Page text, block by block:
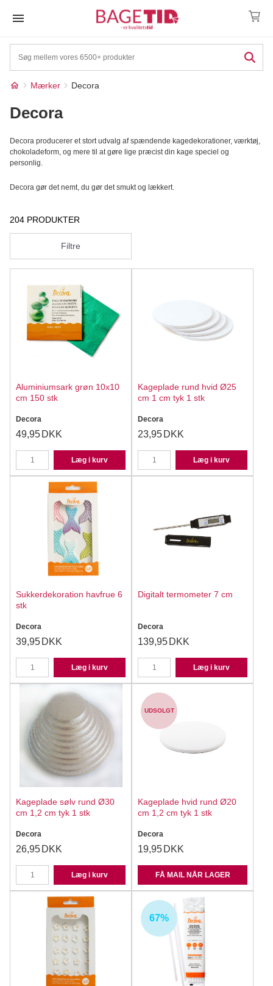
Mærker Decora
Decora
Decora producerer et stort udvalg af spændende kagedekorationer, værktøj,
chokoladeform, og mere til at gøre lige præcist din kage speciel og
personlig.
Decora gør det nemt, du gør det smukt og lækkert.
204 PRODUKTER
Filtre
Aluminiumsark grøn 10x10
cm 150 stk
Decora
49,95 DKK
Læg i kurv
Kageplade rund hvid Ø25
cm 1 cm tyk 1 stk
Decora
23,95 DKK
Læg i kurv
Sukkerdekoration havfrue 6
stk
Decora
39,95 DKK
Læg i kurv
Digitalt termometer 7 cm
Decora
139,95 DKK
Læg i kurv
Kageplade sølv rund Ø30
cm 1,2 cm tyk 1 stk
Decora
26,95 DKK
Læg i kurv
UDSOLGT
Kageplade hvid rund Ø20
cm 1,2 cm tyk 1 stk
Decora
19,95 DKK
FÅ MAIL NÅR LAGER
67%